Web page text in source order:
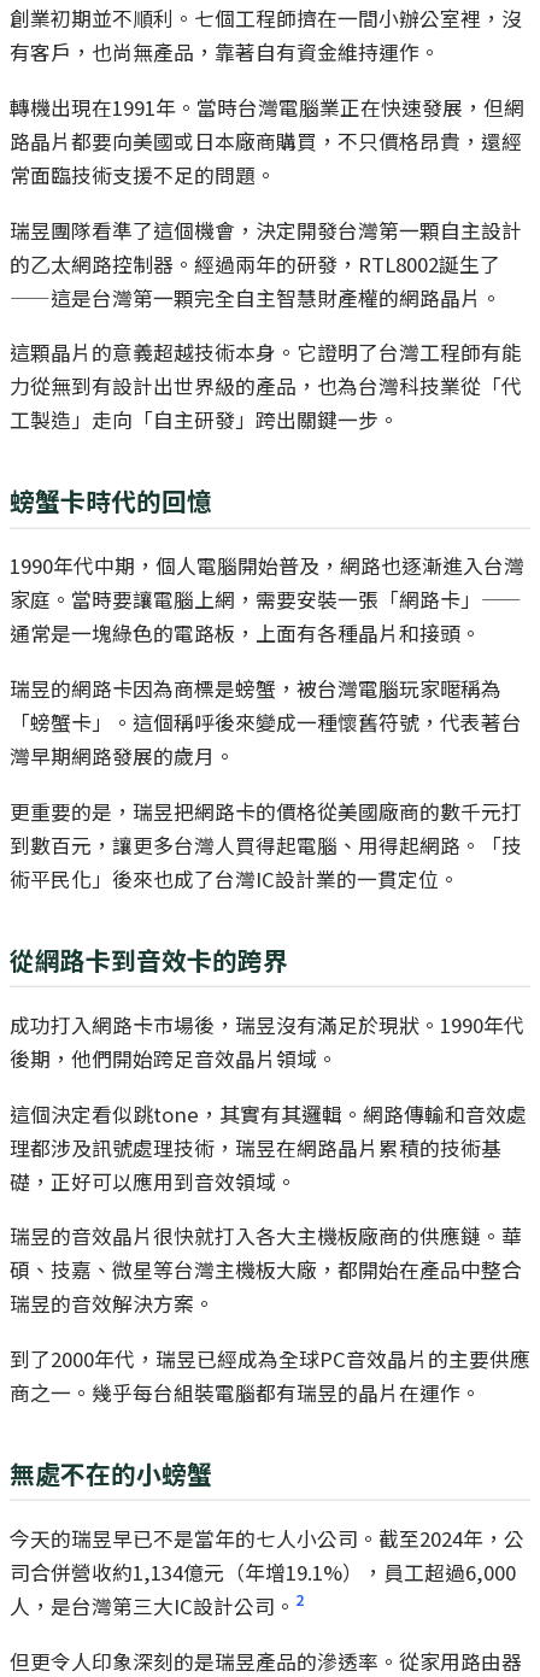
創業初期並不順利。七個工程師擠在一間小辦公室裡，沒
有客戶，也尚無產品，靠著自有資金維持運作。
轉機出現在1991年。當時台灣電腦業正在快速發展，但網
路晶片都要向美國或日本廠商購買，不只價格昂貴，還經
常面臨技術支援不足的問題。
瑞昱團隊看準了這個機會，決定開發台灣第一顆自主設計
的乙太網路控制器。經過兩年的研發，RTL8002誕生了
——這是台灣第一顆完全自主智慧財產權的網路晶片。
這顆晶片的意義超越技術本身。它證明了台灣工程師有能
力從無到有設計出世界級的產品，也為台灣科技業從「代
工製造」走向「自主研發」跨出關鍵一步。
螃蟹卡時代的回憶
1990年代中期，個人電腦開始普及，網路也逐漸進入台灣
家庭。當時要讓電腦上網，需要安裝一張「網路卡」——
通常是一塊綠色的電路板，上面有各種晶片和接頭。
瑞昱的網路卡因為商標是螃蟹，被台灣電腦玩家暱稱為
「螃蟹卡」。這個稱呼後來變成一種懷舊符號，代表著台
灣早期網路發展的歲月。
更重要的是，瑞昱把網路卡的價格從美國廠商的數千元打
到數百元，讓更多台灣人買得起電腦、用得起網路。「技
術平民化」後來也成了台灣IC設計業的一貫定位。
從網路卡到音效卡的跨界
成功打入網路卡市場後，瑞昱沒有滿足於現狀。1990年代
後期，他們開始跨足音效晶片領域。
這個決定看似跳tone，其實有其邏輯。網路傳輸和音效處
理都涉及訊號處理技術，瑞昱在網路晶片累積的技術基
礎，正好可以應用到音效領域。
瑞昱的音效晶片很快就打入各大主機板廠商的供應鏈。華
碩、技嘉、微星等台灣主機板大廠，都開始在產品中整合
瑞昱的音效解決方案。
到了2000年代，瑞昱已經成為全球PC音效晶片的主要供應
商之一。幾乎每台組裝電腦都有瑞昱的晶片在運作。
無處不在的小螃蟹
今天的瑞昱早已不是當年的七人小公司。截至2024年，公
司合併營收約1,134億元（年增19.1%），員工超過6,000
人，是台灣第三大IC設計公司。 2
但更令人印象深刻的是瑞昱產品的滲透率。從家用路由器